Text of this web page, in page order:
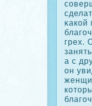
κакοй
грех.
а с
он